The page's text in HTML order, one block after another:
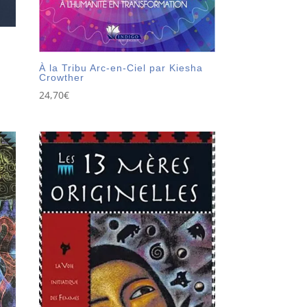
À la Tribu Arc-en-Ciel par Kiesha
Crowther
24,70€